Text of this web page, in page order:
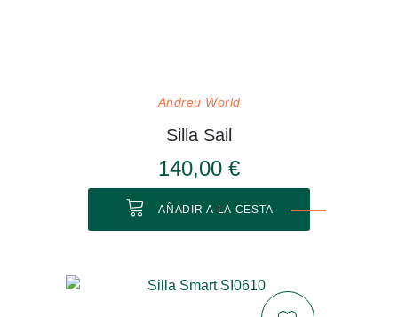
Andreu World
Silla Sail
140,00 €
AÑADIR A LA CESTA